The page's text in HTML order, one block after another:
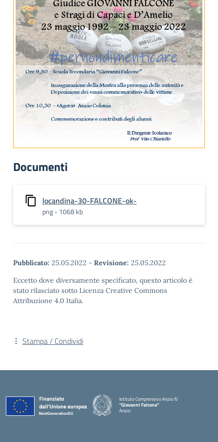
Documenti
locandina-30-FALCONE-ok-
png - 1068 kb
Pubblicato: 25.05.2022 - Revisione: 25.05.2022
Eccetto dove diversamente specificato, questo articolo è
stato rilasciato sotto Licenza Creative Commons
Attribuzione 4.0 Italia.
Stampa / Condividi
Istituto Comprensivo Anzio IV
"Giovanni Falcone"
Anzio